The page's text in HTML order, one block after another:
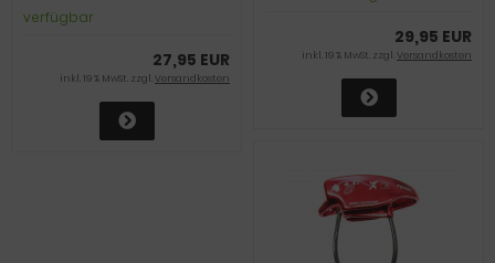
verfügbar
27,95 EUR
inkl. 19 % MwSt. zzgl.Versandkosten
29,95 EUR
inkl. 19 % MwSt. zzgl.Versandkosten